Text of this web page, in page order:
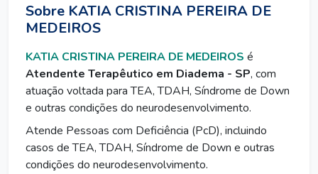
Sobre KATIA CRISTINA PEREIRA DE
MEDEIROS
KATIA CRISTINA PEREIRA DE MEDEIROS é
Atendente Terapêutico em Diadema - SP, com
atuação voltada para TEA, TDAH, Síndrome de Down
e outras condições do neurodesenvolvimento.
Atende Pessoas com Deficiência (PcD), incluindo
casos de TEA, TDAH, Síndrome de Down e outras
condições do neurodesenvolvimento.